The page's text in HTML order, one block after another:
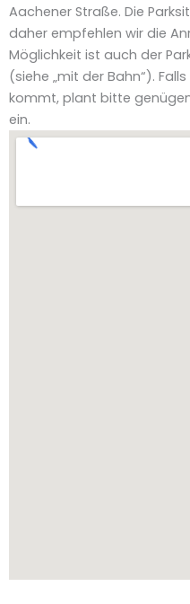
Aachener Straße. Die
daher empfehlen wir die
Möglichkeit ist auch der
(siehe „mit der Bahn“).
kommt, plant bitte
ein.